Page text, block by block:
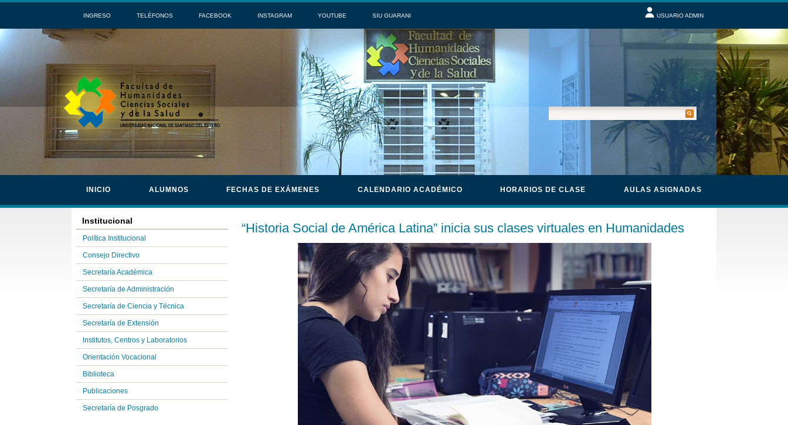
INGRESO TELÉFONOS FACEBOOK INSTAGRAM YOUTUBE SIU GUARANI USUARIO ADMIN
INICIO ALUMNOS FECHAS DE EXÁMENES CALENDARIO ACADÉMICO HORARIOS DE CLASE AULAS ASIGNADAS
Institucional
Política Institucional
Consejo Directivo
Secretaría Académica
Secretaría de Administración
Secretaría de Ciencia y Técnica
Secretaría de Extensión
Institutos, Centros y Laboratorios
Orientación Vocacional
Biblioteca
Publicaciones
Secretaría de Posgrado
“Historia Social de América Latina” inicia sus clases virtuales en Humanidades